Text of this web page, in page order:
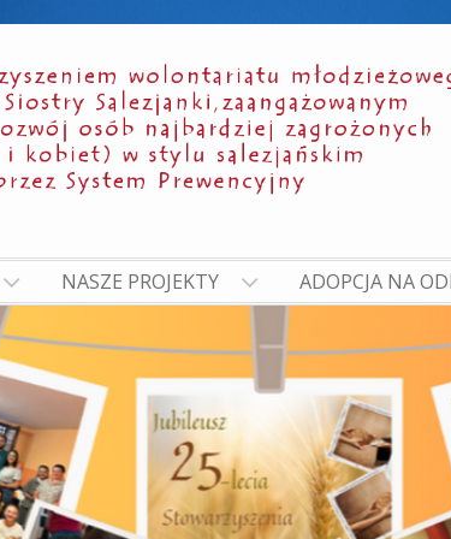
NASZE PROJEKTY ADOPCJA NA